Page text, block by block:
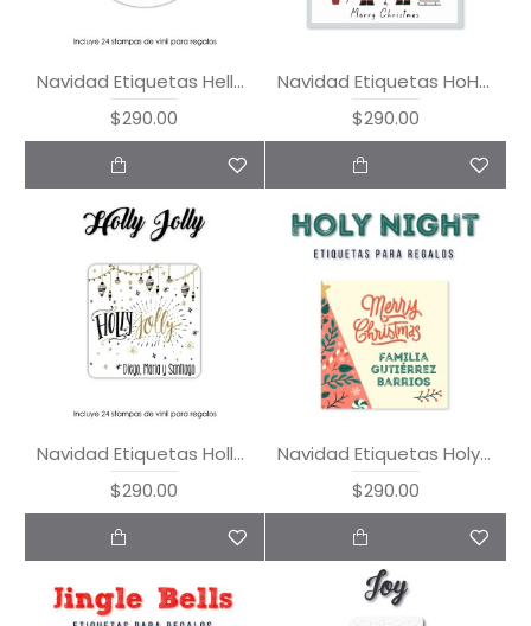
Navidad Etiquetas Hello Winter
$290.00
Navidad Etiquetas HoHoHo
$290.00
Navidad Etiquetas Holly Jolly
$290.00
Navidad Etiquetas Holy Night
$290.00